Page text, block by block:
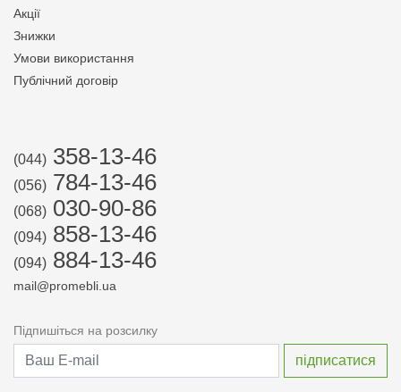
Акції
Знижки
Умови використання
Публічний договір
(044) 358-13-46
(056) 784-13-46
(068) 030-90-86
(094) 858-13-46
(094) 884-13-46
mail@promebli.ua
Підпишіться на розсилку